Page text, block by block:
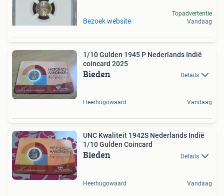
Bezoek website
Topadvertentie
Vandaag
1/10 Gulden 1945 P Nederlands Indië
coincard 2025
Bieden Details
Heerhugowaard Vandaag
UNC Kwaliteit 1942S Nederlands Indië
1/10 Gulden Coincard
Bieden Details
Heerhugowaard Vandaag